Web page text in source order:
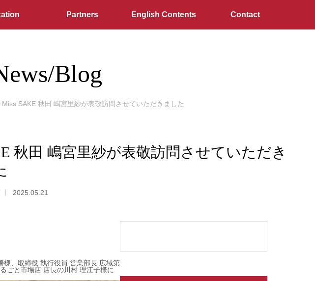
Partners English Contents Contact
Blog
SAKE 秋田 嶋宮里紗が表敬訪問させていただきました
秋田 嶋宮里紗が表敬訪問させていただき
2025.05.21
、取締役 執行役員 営業部長 広域第
ごと市場店 店長の川村 理江子様に